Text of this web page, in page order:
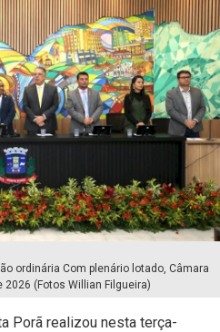
ordinária Com plenário lotado, Câmara
(Fotos Willian Filgueira)
Porã realizou nesta terça-